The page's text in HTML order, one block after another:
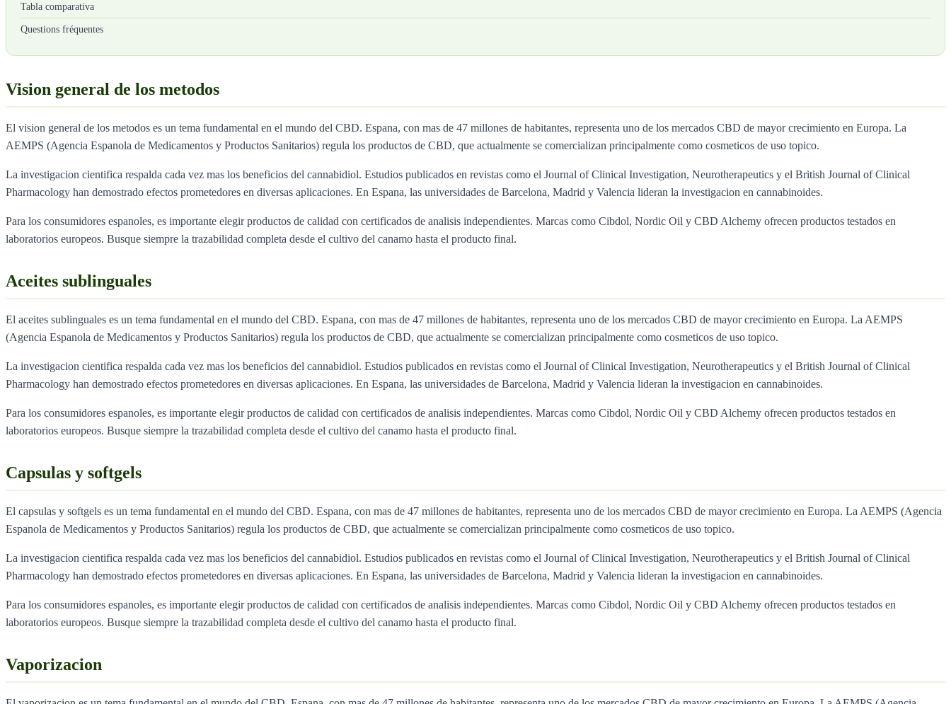
Tabla comparativa
Questions fréquentes
Vision general de los metodos
El vision general de los metodos es un tema fundamental en el mundo del CBD. Espana, con mas de 47 millones de habitantes, representa uno de los mercados CBD de mayor crecimiento en Europa. La
AEMPS (Agencia Espanola de Medicamentos y Productos Sanitarios) regula los productos de CBD, que actualmente se comercializan principalmente como cosmeticos de uso topico.
La investigacion cientifica respalda cada vez mas los beneficios del cannabidiol. Estudios publicados en revistas como el Journal of Clinical Investigation, Neurotherapeutics y el British Journal of Clinical
Pharmacology han demostrado efectos prometedores en diversas aplicaciones. En Espana, las universidades de Barcelona, Madrid y Valencia lideran la investigacion en cannabinoides.
Para los consumidores espanoles, es importante elegir productos de calidad con certificados de analisis independientes. Marcas como Cibdol, Nordic Oil y CBD Alchemy ofrecen productos testados en
laboratorios europeos. Busque siempre la trazabilidad completa desde el cultivo del canamo hasta el producto final.
Aceites sublinguales
El aceites sublinguales es un tema fundamental en el mundo del CBD. Espana, con mas de 47 millones de habitantes, representa uno de los mercados CBD de mayor crecimiento en Europa. La AEMPS
(Agencia Espanola de Medicamentos y Productos Sanitarios) regula los productos de CBD, que actualmente se comercializan principalmente como cosmeticos de uso topico.
La investigacion cientifica respalda cada vez mas los beneficios del cannabidiol. Estudios publicados en revistas como el Journal of Clinical Investigation, Neurotherapeutics y el British Journal of Clinical
Pharmacology han demostrado efectos prometedores en diversas aplicaciones. En Espana, las universidades de Barcelona, Madrid y Valencia lideran la investigacion en cannabinoides.
Para los consumidores espanoles, es importante elegir productos de calidad con certificados de analisis independientes. Marcas como Cibdol, Nordic Oil y CBD Alchemy ofrecen productos testados en
laboratorios europeos. Busque siempre la trazabilidad completa desde el cultivo del canamo hasta el producto final.
Capsulas y softgels
El capsulas y softgels es un tema fundamental en el mundo del CBD. Espana, con mas de 47 millones de habitantes, representa uno de los mercados CBD de mayor crecimiento en Europa. La AEMPS (Agencia
Espanola de Medicamentos y Productos Sanitarios) regula los productos de CBD, que actualmente se comercializan principalmente como cosmeticos de uso topico.
La investigacion cientifica respalda cada vez mas los beneficios del cannabidiol. Estudios publicados en revistas como el Journal of Clinical Investigation, Neurotherapeutics y el British Journal of Clinical
Pharmacology han demostrado efectos prometedores en diversas aplicaciones. En Espana, las universidades de Barcelona, Madrid y Valencia lideran la investigacion en cannabinoides.
Para los consumidores espanoles, es importante elegir productos de calidad con certificados de analisis independientes. Marcas como Cibdol, Nordic Oil y CBD Alchemy ofrecen productos testados en
laboratorios europeos. Busque siempre la trazabilidad completa desde el cultivo del canamo hasta el producto final.
Vaporizacion